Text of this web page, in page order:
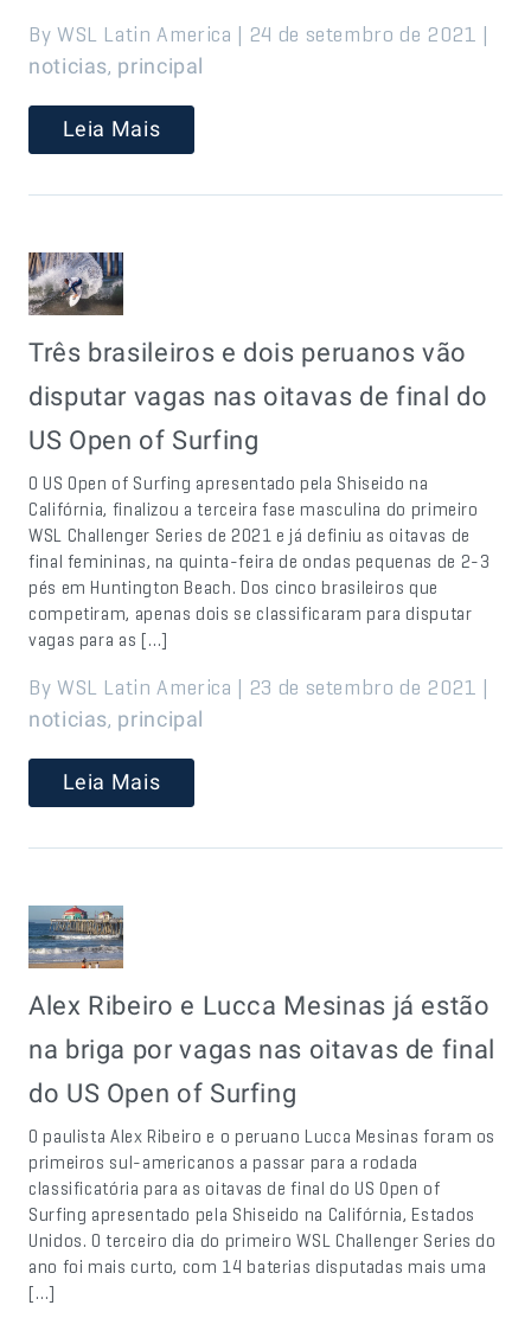
By WSL Latin America | 24 de setembro de 2021 |
noticias, principal
Leia Mais
Três brasileiros e dois peruanos vão
disputar vagas nas oitavas de final do
US Open of Surfing
O US Open of Surfing apresentado pela Shiseido na
Califórnia, finalizou a terceira fase masculina do primeiro
WSL Challenger Series de 2021 e já definiu as oitavas de
final femininas, na quinta-feira de ondas pequenas de 2-3
pés em Huntington Beach. Dos cinco brasileiros que
competiram, apenas dois se classificaram para disputar
vagas para as […]
By WSL Latin America | 23 de setembro de 2021 |
noticias, principal
Leia Mais
Alex Ribeiro e Lucca Mesinas já estão
na briga por vagas nas oitavas de final
do US Open of Surfing
O paulista Alex Ribeiro e o peruano Lucca Mesinas foram os
primeiros sul-americanos a passar para a rodada
classificatória para as oitavas de final do US Open of
Surfing apresentado pela Shiseido na Califórnia, Estados
Unidos. O terceiro dia do primeiro WSL Challenger Series do
ano foi mais curto, com 14 baterias disputadas mais uma
[…]